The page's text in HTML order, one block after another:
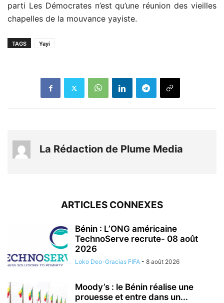
parti Les Démocrates n’est qu’une réunion des vieilles
chapelles de la mouvance yayiste.
TAGS Yayi
La Rédaction de Plume Media
ARTICLES CONNEXES
Bénin : L’ONG américaine
TechnoServe recrute- 08 août
2026
Loko Deo-Gracias FIFA - 8 août 2026
Moody’s : le Bénin réalise une
prouesse et entre dans un...